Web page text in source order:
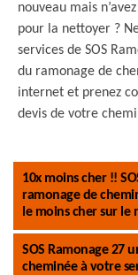
nouveau mais
pour la nettoyer ?
services de SOS
du ramonage de
internet et prenez
devis de votre
10x moins cher !!
ramonage de
le moins cher sur le
SOS Ramonage 27
cheminée à votre